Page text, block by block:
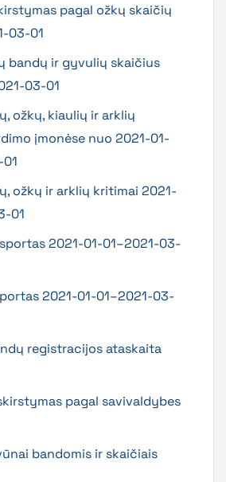
pagal ožkų skaičių
03-01
bandų ir gyvulių skaičius
03-01
ožkų, kiaulių ir arklių
įmonėse nuo 2021-01-
ožkų ir arklių kritimai 2021-
01
2021-01-01–2021-03-
2021-01-01–2021-03-
registracijos ataskaita
pagal savivaldybes
bandomis ir skaičiais